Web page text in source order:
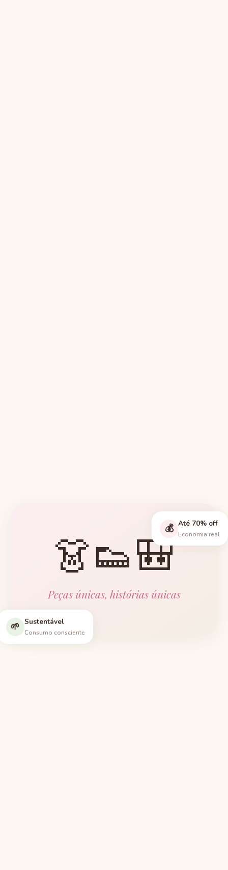
👗👟🎒
Peças únicas, histórias únicas
🌱 Sustentável
Consumo consciente
💰 Até 70% off
Economia real